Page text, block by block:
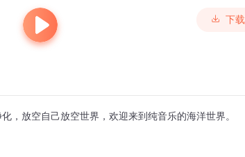
下载
，放空自己放空世界，欢迎来到纯音乐的海洋世界。